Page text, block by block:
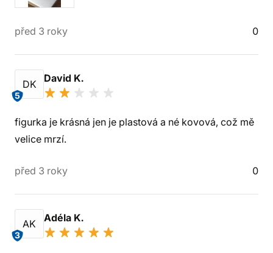
před 3 roky 0
DK
5
David K.
figurka je krásná jen je plastová a né kovová, což mě
velice mrzí.
před 3 roky 0
AK
3
Adéla K.